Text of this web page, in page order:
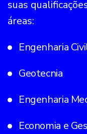
suas
áreas:
Engenharia
Geotecnia
Engenharia
Economia e